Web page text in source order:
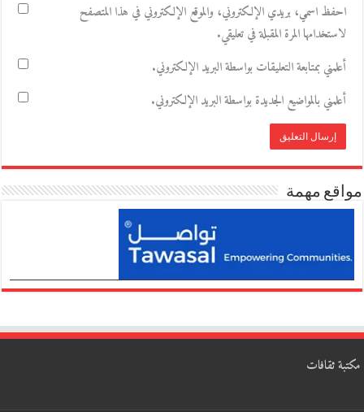
احفظ اسمي، بريدي الإلكتروني، والموقع الإلكتروني في هذا المتصفح
لاستخدامها المرة المقبلة في تعليقي.
أعلمني بمتابعة التعليقات بواسطة البريد الإلكتروني.
أعلمني بالمواضيع الجديدة بواسطة البريد الإلكتروني.
مواقع مهمة
مكتبة ثقافات